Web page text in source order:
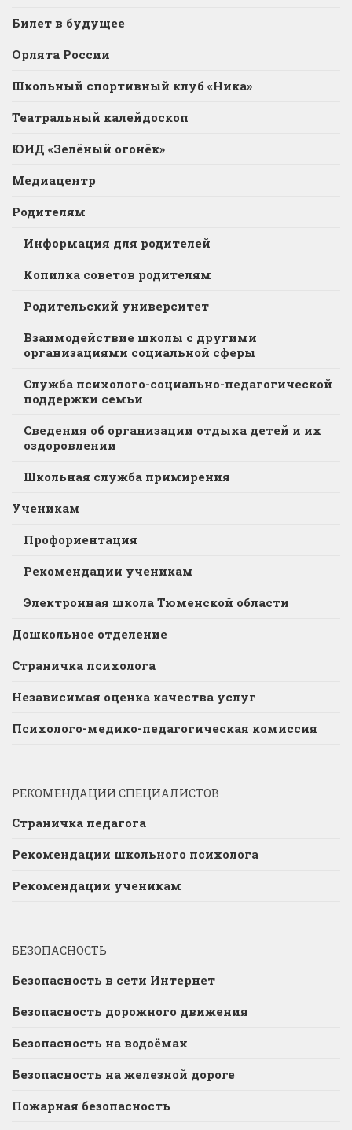
Билет в будущее
Орлята России
Школьный спортивный клуб «Ника»
Театральный калейдоскоп
ЮИД «Зелёный огонёк»
Медиацентр
Родителям
Информация для родителей
Копилка советов родителям
Родительский университет
Взаимодействие школы с другими
организациями социальной сферы
Служба психолого-социально-педагогической
поддержки семьи
Сведения об организации отдыха детей и их
оздоровлении
Школьная служба примирения
Ученикам
Профориентация
Рекомендации ученикам
Электронная школа Тюменской области
Дошкольное отделение
Страничка психолога
Независимая оценка качества услуг
Психолого-медико-педагогическая комиссия
РЕКОМЕНДАЦИИ СПЕЦИАЛИСТОВ
Страничка педагога
Рекомендации школьного психолога
Рекомендации ученикам
БЕЗОПАСНОСТЬ
Безопасность в сети Интернет
Безопасность дорожного движения
Безопасность на водоёмах
Безопасность на железной дороге
Пожарная безопасность